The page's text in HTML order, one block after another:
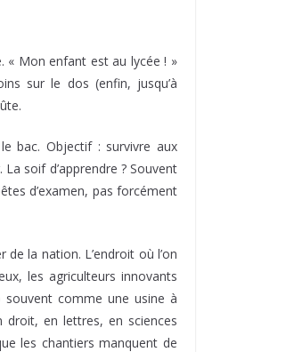
« Mon enfant est au lycée ! »
sur le dos (enfin, jusqu’à
bac. Objectif : survivre aux
soif d’apprendre ? Souvent
d’examen, pas forcément
de la nation. L’endroit où l’on
les agriculteurs innovants
comme une usine à
en lettres, en sciences
les chantiers manquent de